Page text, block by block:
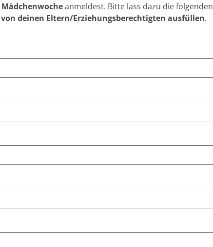
Mädchenwocheanmeldest. Bitte lass dazu die folgenden
von deinen Eltern/Erziehungsberechtigten ausfüllen.